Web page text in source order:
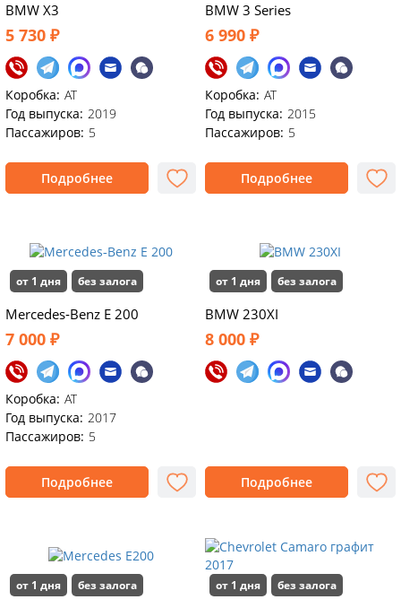
BMW X3
5 730 ₽
Коробка: AT
Год выпуска: 2019
Пассажиров: 5
Подробнее
BMW 3 Series
6 990 ₽
Коробка: AT
Год выпуска: 2015
Пассажиров: 5
Подробнее
от 1 дня без залога
Mercedes‑Benz E 200
7 000 ₽
Коробка: АТ
Год выпуска: 2017
Пассажиров: 5
Подробнее
от 1 дня без залога
BMW 230XI
8 000 ₽
Подробнее
от 1 дня без залога от 1 дня без залога